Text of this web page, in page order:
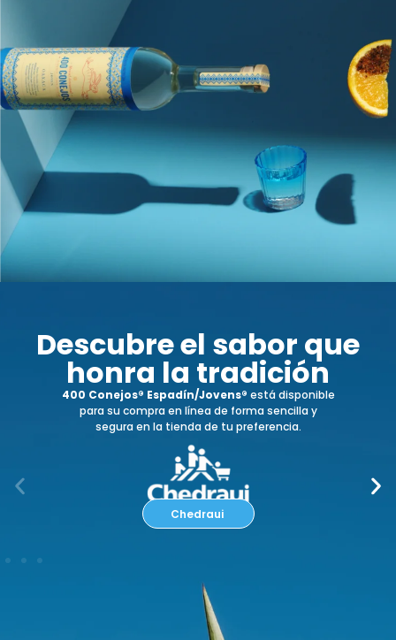
Descubre el sabor que
honra la tradición
400 Conejos® Espadín/Jovens® está disponible
para su compra en línea de forma sencilla y
segura en la tienda de tu preferencia.
Chedraui